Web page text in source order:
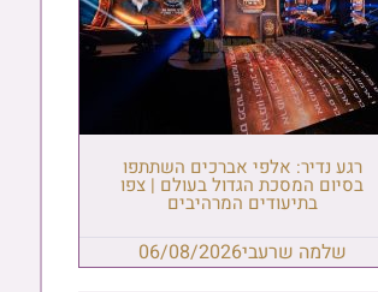
רגע נדיר: אלפי אברכים השתתפו
בסיום המסכת הגדול בעולם | צפו
בתיעודים המרהיבים
שלמה שרעבי06/08/2026